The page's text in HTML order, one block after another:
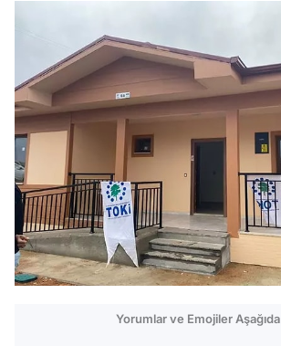
Yorumlar ve Emojiler Aşağıda